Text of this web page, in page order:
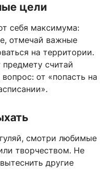
цели
себя максимума:
отмечай важные
на территории.
считай
от «попасть на
смотри любимые
творчеством. Не
другие